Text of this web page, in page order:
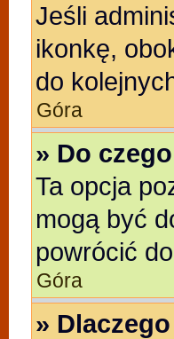
Jeśli
ikonkę,
do
Góra
» Do
Ta opcja
mogą być
powrócić
Góra
»